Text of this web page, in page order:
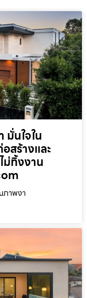
มั่นใจใน
สร้างและ
ม่ทิ้งงาน
ภาพงา